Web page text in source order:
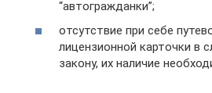
“автогражданки”;
отсутствие при себе
лицензионной карточки в
закону, их наличие